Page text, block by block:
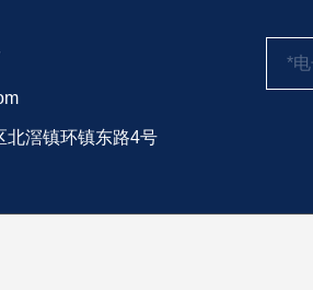
北滘镇环镇东路4号